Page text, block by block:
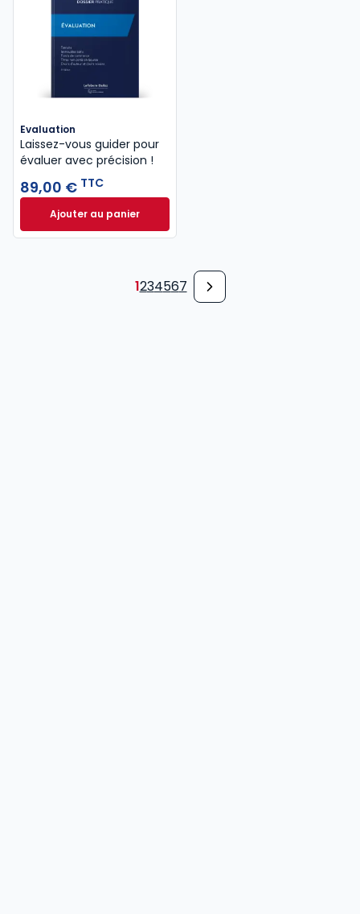
Evaluation
Laissez-vous guider pour
évaluer avec précision !
89,00 € TTC
Ajouter au panierEvaluation à 89,00 € TTC
1234567